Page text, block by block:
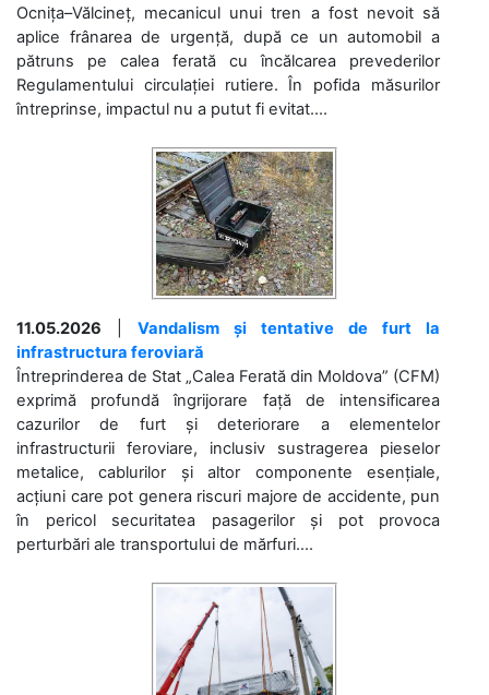
Ocnița–Vălcineț, mecanicul unui tren a fost nevoit să
aplice frânarea de urgență, după ce un automobil a
pătruns pe calea ferată cu încălcarea prevederilor
Regulamentului circulației rutiere. În pofida măsurilor
întreprinse, impactul nu a putut fi evitat....
11.05.2026
Vandalism și tentative de furt la
infrastructura feroviară
Întreprinderea de Stat „Calea Ferată din Moldova” (CFM)
exprimă profundă îngrijorare față de intensificarea
cazurilor de furt și deteriorare a elementelor
infrastructurii feroviare, inclusiv sustragerea pieselor
metalice, cablurilor și altor componente esențiale,
acțiuni care pot genera riscuri majore de accidente, pun
în pericol securitatea pasagerilor și pot provoca
perturbări ale transportului de mărfuri....